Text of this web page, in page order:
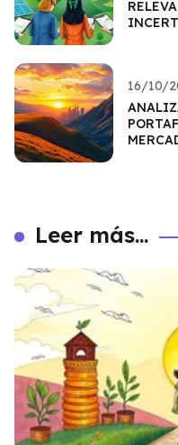
16/10/
Leer más...